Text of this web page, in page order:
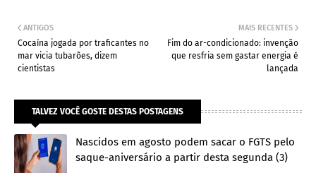
MAIS RECENTES
Fim do ar-condicionado: invenção
que resfria sem gastar energia é
lançada
ANTIGOS
Cocaína jogada por traficantes no
mar vicia tubarões, dizem
cientistas
TALVEZ VOCÊ GOSTE DESTAS POSTAGENS
Nascidos em agosto podem sacar o FGTS pelo
saque-aniversário a partir desta segunda (3)